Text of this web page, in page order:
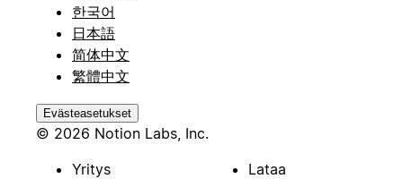
한국어
日本語
简体中文
繁體中文
Evästeasetukset
© 2026 Notion Labs, Inc.
Yritys
Lataa